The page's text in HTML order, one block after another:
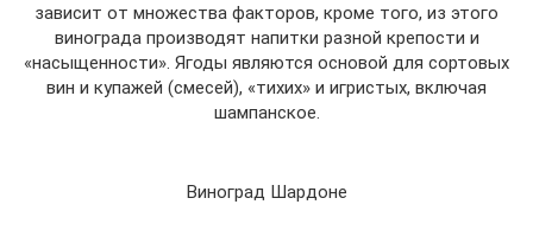
зависит от множества факторов, кроме того, из этого
винограда производят напитки разной крепости и
«насыщенности». Ягоды являются основой для сортовых
вин и купажей (смесей), «тихих» и игристых, включая
шампанское.
Виноград Шардоне